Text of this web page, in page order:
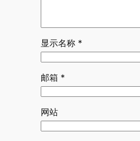
显示名称 *
邮箱 *
网站